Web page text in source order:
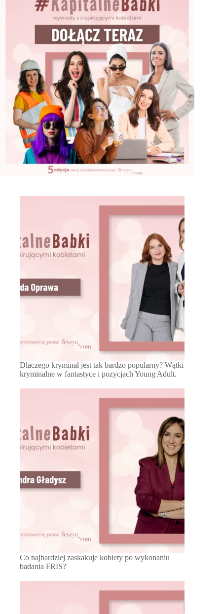
Dlaczego kryminał jest tak bardzo popularny? Wątki
kryminalne w fantastyce i pozycjach Young Adult.
Co najbardziej zaskakuje kobiety po wykonaniu
badania FRIS?